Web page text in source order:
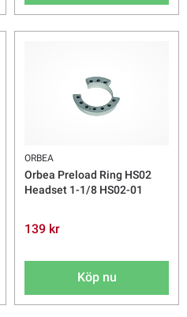
ORBEA
Orbea Preload Ring HS02
Headset 1-1/8 HS02-01
139 kr
Köp nu